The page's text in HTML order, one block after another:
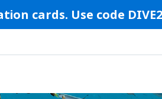
cards. Use code